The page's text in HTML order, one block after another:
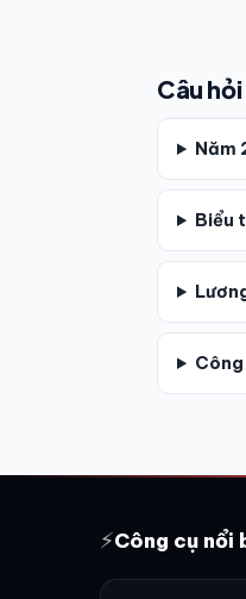
Câu
Năm
Biểu
⚡Công cụ nổi